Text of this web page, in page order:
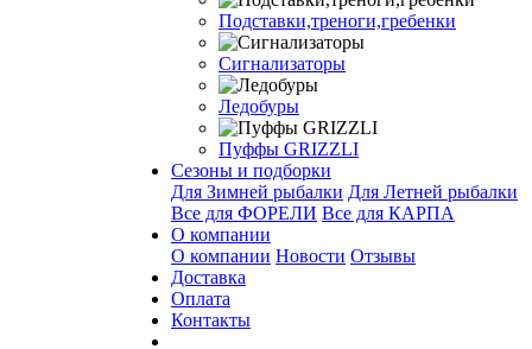
Подставки,треноги,гребенки
Сигнализаторы
Ледобуры
Пуффы GRIZZLI
Сезоны и подборки
Для Зимней рыбалки Для Летней рыбалки
Все для ФОРЕЛИ Все для КАРПА
О компании
О компании Новости Отзывы
Доставка
Оплата
Контакты